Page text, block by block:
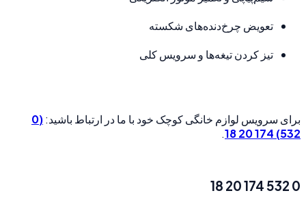
تعویض چرخ‌دنده‌های شکسته
تیز کردن تیغه‌ها و سرویس کلی
برای سرویس لوازم خانگی کوچک خود با ما در ارتباط باشید: (0
532) 174 20 18
.
0 532 174 20 18